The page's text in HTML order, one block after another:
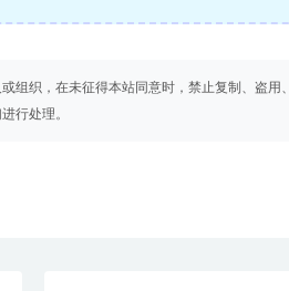
组织，在未征得本站同意时，禁止复制、盗用
行处理。